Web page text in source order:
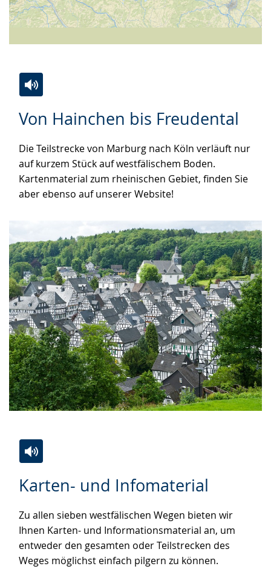
Von Hainchen bis Freudental
Leichten
wechseln.
Audio-
Video
Deutscher
Gebärdensprache
wird
angezeigt.
Die Teilstrecke von Marburg nach Köln verläuft nur
auf kurzem Stück auf westfälischem Boden.
Kartenmaterial zum rheinischen Gebiet, finden Sie
aber ebenso auf unserer Website!
Karten- und Infomaterial
Leichten
wechseln.
Audio-
Video
Deutscher
Gebärdensprache
wird
angezeigt.
Zu allen sieben westfälischen Wegen bieten wir
Ihnen Karten- und Informationsmaterial an, um
entweder den gesamten oder Teilstrecken des
Weges möglichst einfach pilgern zu können.